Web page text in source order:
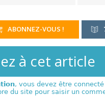
ABONNEZ-VOUS !
à cet article
, vous devez être
du site pour saisir un